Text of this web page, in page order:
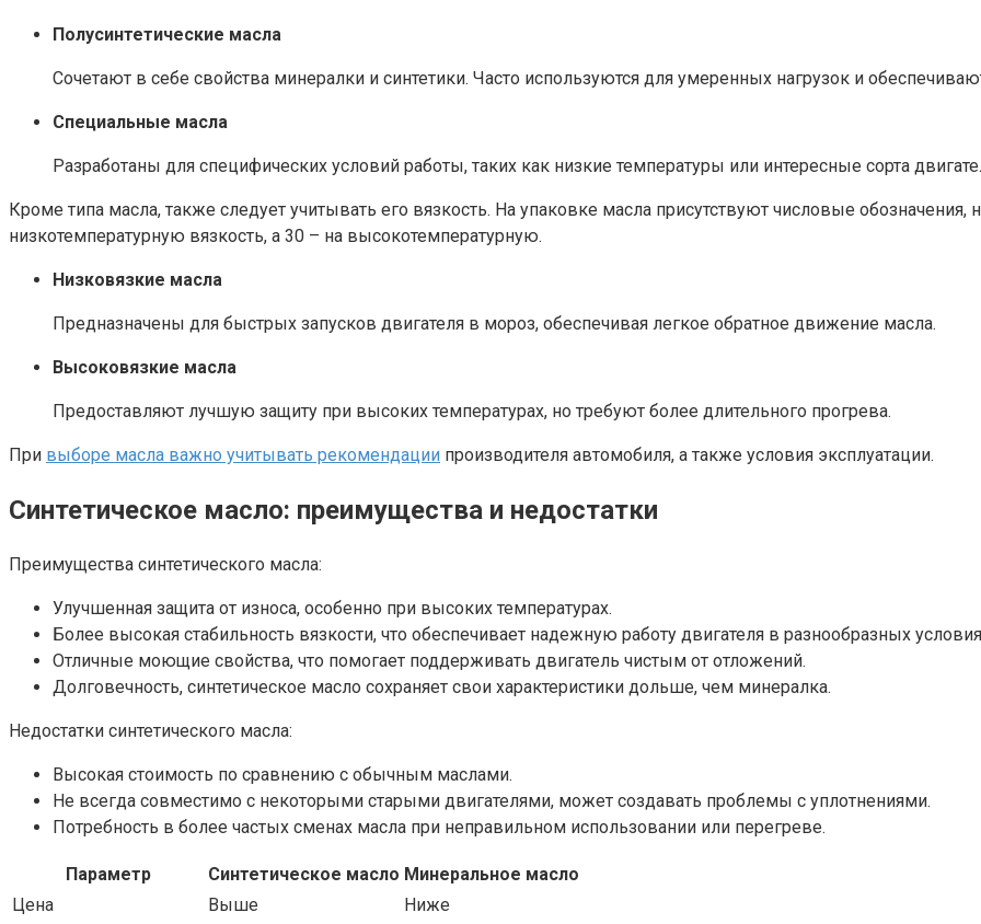
Полусинтетические масла
Сочетают в себе свойства минералки и синтетики. Часто используются для умеренных нагрузок и
Специальные масла
Разработаны для специфических условий работы, таких как низкие температуры или интересные сорта
Кроме типа масла, также следует учитывать его вязкость. На упаковке масла присутствуют числовые обозначения,
низкотемпературную вязкость, а 30 – на высокотемпературную.
Низковязкие масла
Предназначены для быстрых запусков двигателя в мороз, обеспечивая легкое обратное движение масла.
Высоковязкие масла
Предоставляют лучшую защиту при высоких температурах, но требуют более длительного прогрева.
При выборе масла важно учитывать рекомендации производителя автомобиля, а также условия эксплуатации.
Синтетическое масло: преимущества и недостатки
Преимущества синтетического масла:
Улучшенная защита от износа, особенно при высоких температурах.
Более высокая стабильность вязкости, что обеспечивает надежную работу двигателя в разнообразных
Отличные моющие свойства, что помогает поддерживать двигатель чистым от отложений.
Долговечность, синтетическое масло сохраняет свои характеристики дольше, чем минералка.
Недостатки синтетического масла:
Высокая стоимость по сравнению с обычным маслами.
Не всегда совместимо с некоторыми старыми двигателями, может создавать проблемы с уплотнениями.
Потребность в более частых сменах масла при неправильном использовании или перегреве.
Параметр Синтетическое масло Минеральное масло
Цена
Выше
Ниже